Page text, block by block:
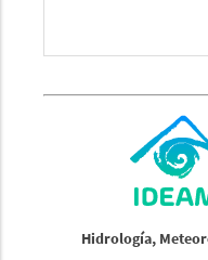
Hidrología,